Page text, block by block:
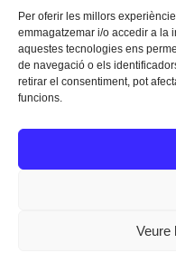
Per oferir les millors
emmagatzemar i/o accedir a la
aquestes tecnologies ens
de navegació o els
retirar el consentiment, pot
funcions.
Veure